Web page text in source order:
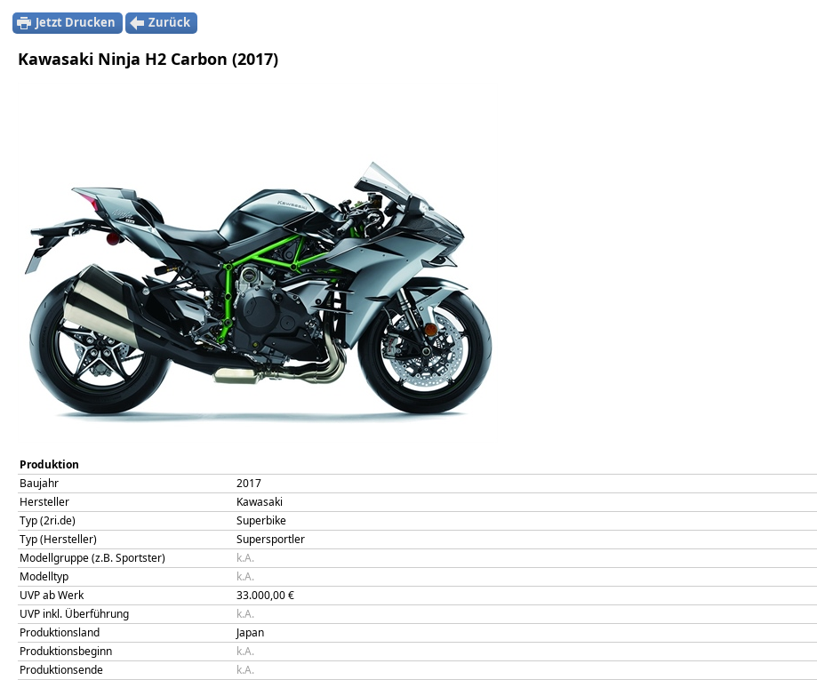
Jetzt Drucken Zurück
Kawasaki Ninja H2 Carbon (2017)
Produktion
Baujahr
2017
Hersteller
Kawasaki
Typ (2ri.de)
Superbike
Typ (Hersteller)
Supersportler
Modellgruppe (z.B. Sportster)
k.A.
Modelltyp
k.A.
UVP ab Werk
33.000,00€
UVP inkl. Überführung
k.A.
Produktionsland
Japan
Produktionsbeginn
k.A.
Produktionsende
k.A.